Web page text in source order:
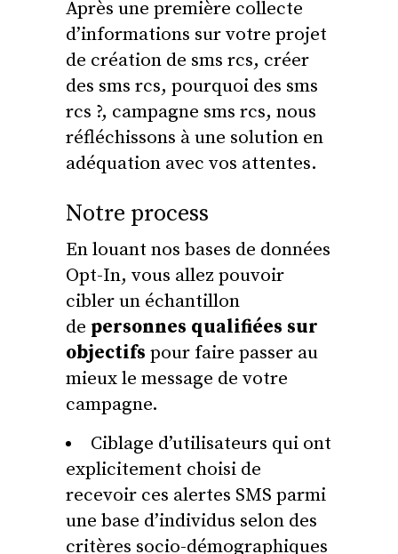
Après une première collecte
d’informations sur votre projet
de création de sms rcs, créer
des sms rcs, pourquoi des sms
rcs ?, campagne sms rcs, nous
réfléchissons à une solution en
adéquation avec vos attentes.
Notre process
En louant nos bases de données
Opt-In, vous allez pouvoir
cibler un échantillon
de personnes qualifiées sur
objectifs pour faire passer au
mieux le message de votre
campagne.
Ciblage d’utilisateurs qui ont
explicitement choisi de
recevoir ces alertes SMS parmi
une base d’individus selon des
critères socio-démographiques